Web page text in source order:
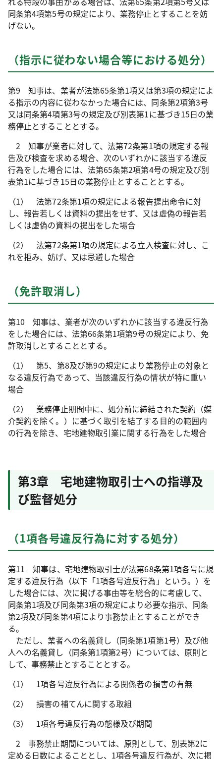
同条第4項第5号の規定により、業務停止とすることを妨
げない。
（指示に従わない場合等における処分）
第9 知事は、業者が法第65条第1項又は第3項の規定によ
る指示の内容に従わなかった場合には、同条第2項第3号
又は同条第4項第3号の規定及び別表第1に基づき15日の業
務停止とすることとする。
2 知事が業者に対して、法第72条第1項の規定する報
告及び検査を求める場合、次のいずれかに該当する違反
行為をした場合には、法第65条第2項第4号の規定及び別
表第1に基づき15日の業務停止とすることとする。
（1） 法第72条第1項の規定による報告提出命令に対
し、報告若しくは資料の提出をせず、又は虚偽の報告若
しくは虚偽の資料の提出をした場合
（2） 法第72条第1項の規定による立入検査に対し、こ
れを拒み、妨げ、又は忌避した場合
（免許取消し）
第10 知事は、業者が次のいずれかに該当する違反行為
をした場合には、法第66条第1項第9号の規定により、免
許取消しとすることとする。
（1） 第5、第8及び第9の規定により業務停止の対象と
なる違反行為であって、当該違反行為の情状が特に重い
場合
（2） 業務停止期間中に、処分前に締結された契約（媒
介契約を除く。）に基づく取引を結了する目的の範囲内
の行為を除き、宅地建物取引業に関する行為をした場合
第3章 宅地建物取引士への指導及
び監督処分
（1項各号違反行為に対する処分）
第11 知事は、宅地建物取引士が法第68条第1項各号に規
定する違反行為（以下「1項各号違反行為」という。）を
した場合には、次に掲げる事由等を総合的に考慮して、
同条第1項及び同条第3項の規定により必要な指示、同条
第2項及び同条第4項により事務禁止とすることができ
る。
ただし、業者への名義貸し（同条第1項第1号）及び他
人への名義貸し（同条第1項第2号）については、原則と
して、事務禁止とすることとする。
（1） 1項各号違反行為による関係者の損害の有無
（2） 損害の補てんに関する取組
（3） 1項各号違反行為の態様及び期間
2 事務禁止期間については、原則として、別表第2に
定める日数によることとし、1項各号違反行為が、次に掲